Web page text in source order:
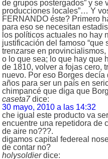
de grupos postergados” y se
producciones locales”… Y
FERNANDO éste? Primero
para eso se necesitan
los políticos actuales no hay
justificación del famoso “que
trenzarse en
o lo que sea; lo que hay que
de 1810, volver a fojas cero,
nuevo. Por eso Borges
años para ser un país en
chimpancé que diga que
caseta7 dice:
30 mayo, 2010 a las 14:32
che igual este producto va
encuentre una repetidora de
de aire no???.
digamos capital federeal
de contar no?
holysoldier dice: